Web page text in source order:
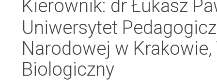
Kierownik: dr Łukasz
Uniwersytet
Narodowej w Krakowie,
Biologiczny